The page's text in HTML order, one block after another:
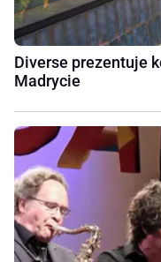
Diverse prezentuje
Madrycie